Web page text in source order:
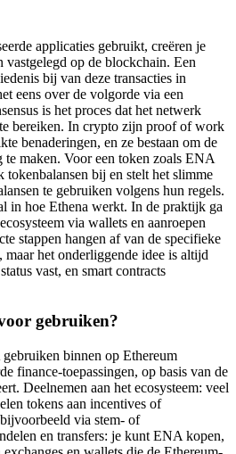
applicaties gebruikt, creëren je
vastgelegd op de blockchain. Een
bij van deze transacties in
eens over de volgorde via een
is het proces dat het netwerk
bereiken. In crypto zijn proof of work
benaderingen, en ze bestaan om de
te maken. Voor een token zoals ENA
tokenbalansen bij en stelt het slimme
te gebruiken volgens hun regels.
in hoe Ethena werkt. In de praktijk ga
via wallets en aanroepen
stappen hangen af van de specifieke
het onderliggende idee is altijd
vast, en smart contracts
gebruiken?
binnen op Ethereum
finance-toepassingen, op basis van de
Deelnemen aan het ecosysteem: veel
tokens aan incentives of
via stem- of
en transfers: je kunt ENA kopen,